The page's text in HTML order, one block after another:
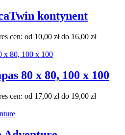
kontynent
cen: od 10,00 zł do 16,00 zł
80 x 80, 100 x 100
cen: od 17,00 zł do 19,00 zł